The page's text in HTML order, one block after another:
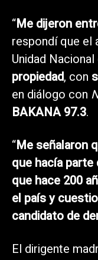
“Me dijeron
respondí que el
Unidad
propiedad, con
en diálogo con
BAKANA 97.3.
“Me señalaron
que hacía
que hace 200
el país y
candidato de
El dirigente